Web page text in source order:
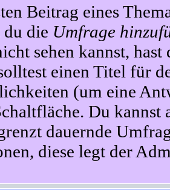
Beitrag eines
du die Umfrage
sehen kannst,
einen Titel für
(um eine
Du
dauernde
diese legt der